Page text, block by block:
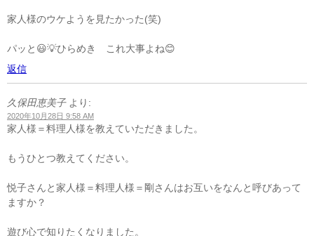
家人様のウケようを見たかった(笑)
パッと😃💡ひらめき これ大事よね😊
返信
久保田恵美子 より:
2020年10月28日 9:58 AM
家人様＝料理人様を教えていただきました。
もうひとつ教えてください。
悦子さんと家人様＝料理人様＝剛さんはお互いをなんと呼びあって
ますか？
遊び心で知りたくなりました。